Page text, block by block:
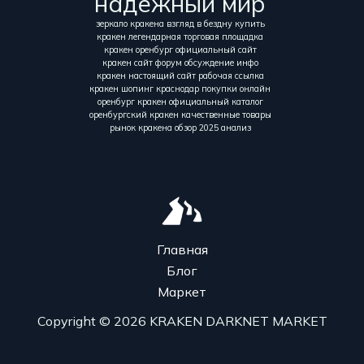
зеркало кракена взгляд в бездну купить
кракен легендарная торговая площадка
кракен оренбург официальный сайт
кракен сайт форум обсуждение инфо
кракен настоящий сайт рабочая ссылка
кракен шопинг краснодар покупки онлайн
оренбург кракен официальный каталог
оренбургский кракен качественные товары
рынок кракена обзор 2025 анализ
Главная
Блог
Маркет
Copyright © 2026 KRAKEN DARKNET MARKET